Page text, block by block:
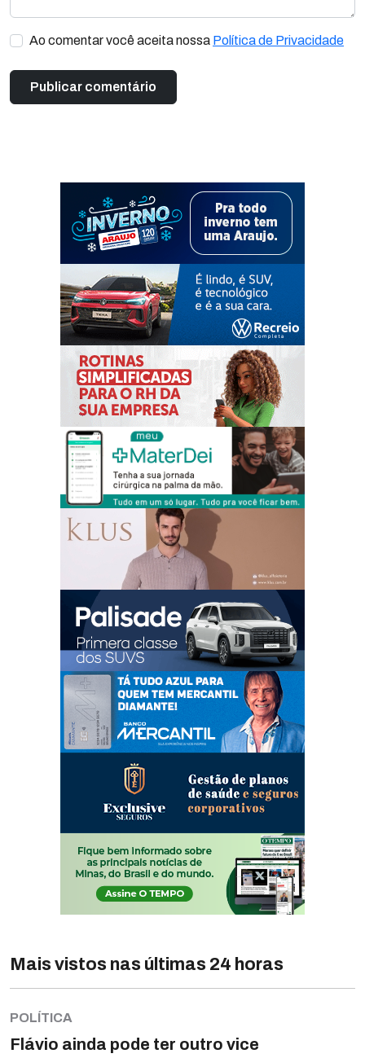
Ao comentar você aceita nossa Política de Privacidade
Mais vistos nas últimas 24 horas
POLÍTICA
Flávio ainda pode ter outro vice